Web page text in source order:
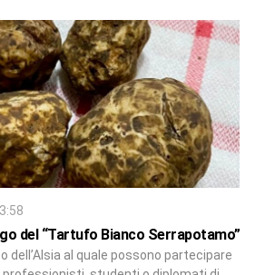
del “Tartufo Bianco Serrapotamo”
dell’Alsia al quale possono partecipare